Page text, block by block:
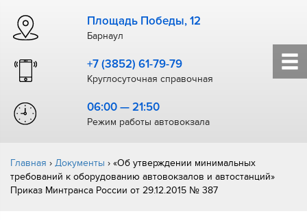
Площадь Победы, 12
Барнаул
+7 (3852) 61-79-79
Круглосуточная справочная
06:00 — 21:50
Режим работы автовокзала
Главная › Документы › «Об утверждении минимальных
требований к оборудованию автовокзалов и автостанций»
Приказ Минтранса России от 29.12.2015 № 387